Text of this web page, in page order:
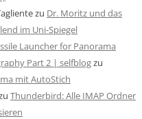
zu Dr. Moritz und das
im Uni-Spiegel
Launcher for Panorama
Part 2 | selfblogzu
mit AutoStich
Thunderbird: Alle IMAP Ordner